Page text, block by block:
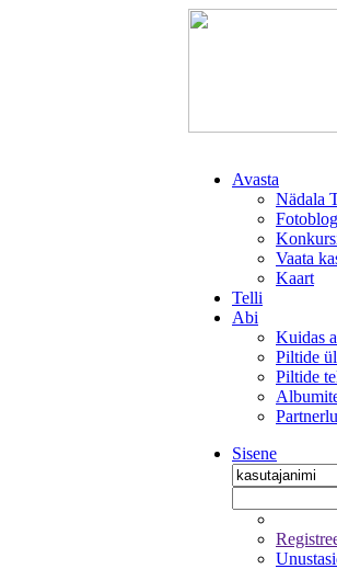
Avasta
Nädala
Vaata
Kaart
Telli
Abi
Kuidas
Piltide
Piltide
Sisene